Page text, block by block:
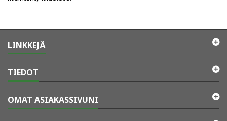
LINKKEJÄ
TIEDOT
OMAT ASIAKASSIVUNI